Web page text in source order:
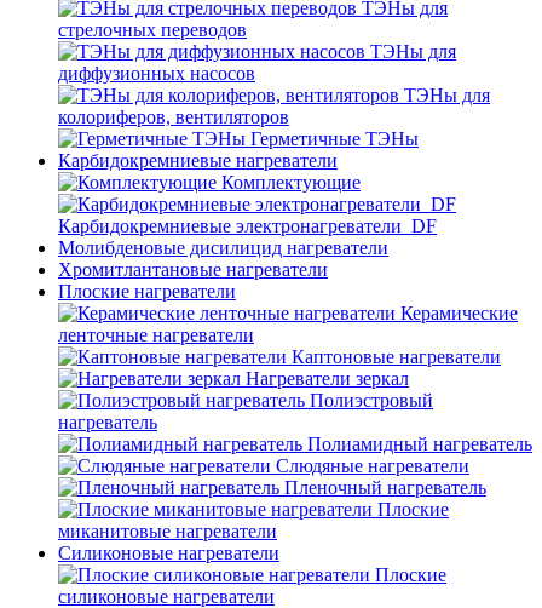
ТЭНы для
стрелочных переводов
ТЭНы для
диффузионных насосов
ТЭНы для
колориферов, вентиляторов
Герметичные ТЭНы
Карбидокремниевые нагреватели
Комплектующие
Карбидокремниевые электронагреватели_DF
Молибденовые дисилицид нагреватели
Хромитлантановые нагреватели
Плоские нагреватели
Керамические
ленточные нагреватели
Каптоновые нагреватели
Нагреватели зеркал
Полиэстровый
нагреватель
Полиамидный нагреватель
Слюдяные нагреватели
Пленочный нагреватель
Плоские
миканитовые нагреватели
Силиконовые нагреватели
Плоские
силиконовые нагреватели